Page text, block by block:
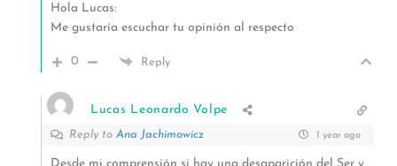
Hola Lucas:
Me gustaría escuchar tu opinión al respecto
0 Reply
Lucas Leonardo Volpe
Reply to Ana Jachimowicz 1 year ago